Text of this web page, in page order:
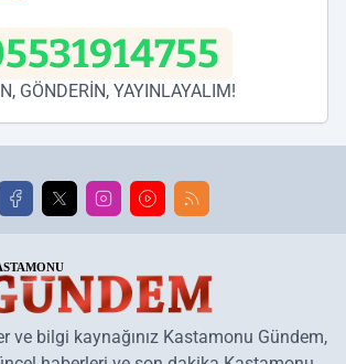
GÖNDERİN, YAYINLAYALIM!
ve bilgi kaynağınız Kastamonu Gündem,